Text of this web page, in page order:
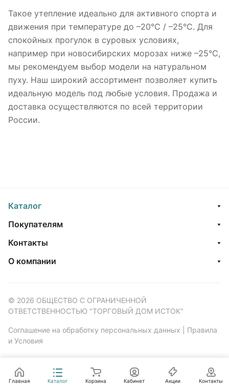
Такое утепление идеально для активного спорта и
движения при температуре до –20°C / –25°C. Для
спокойных прогулок в суровых условиях,
например при новосибирских морозах ниже –25°C,
мы рекомендуем выбор модели на натуральном
пуху. Наш широкий ассортимент позволяет купить
идеальную модель под любые условия. Продажа и
доставка осуществляются по всей территории
России.
Каталог
Покупателям
Контакты
О компании
© 2026 ОБЩЕСТВО С ОГРАНИЧЕННОЙ
ОТВЕТСТВЕННОСТЬЮ "ТОРГОВЫЙ ДОМ ИСТОК"
Соглашение на обработку персональных данных
Правила
и Условия
Главная Каталог Корзина Кабинет Акции Контакты